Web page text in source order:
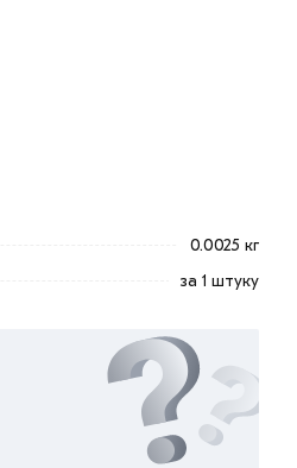
0.0025 кг
за 1 штуку